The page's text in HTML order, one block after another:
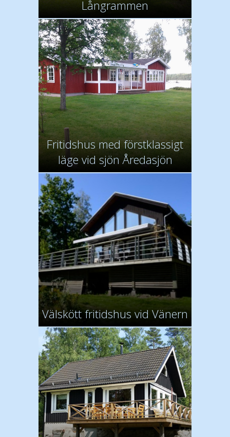
Långrammen
Fritidshus med förstklassigt
läge vid sjön Åredasjön
Välskött fritidshus vid Vänern